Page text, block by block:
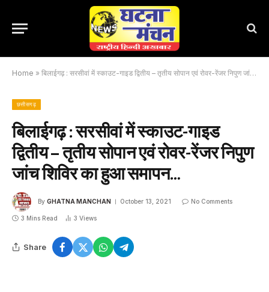
Home » बिलाईगढ़ : सरसीवां में स्काउट-गाइड द्वितीय – तृतीय सोपान एवं रोवर-रेंजर निपुण जांच शिविर का हुआ समापन…
छत्तीसगढ़
बिलाईगढ़ : सरसीवां में स्काउट-गाइड
द्वितीय – तृतीय सोपान एवं रोवर-रेंजर निपुण
जांच शिविर का हुआ समापन…
By GHATNA MANCHAN October 13, 2021 No Comments
3 Mins Read 3 Views
Share